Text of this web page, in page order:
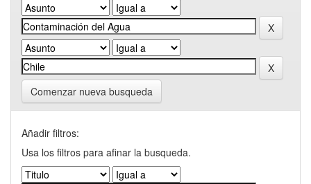
Comenzar nueva busqueda
Añadir filtros:
Usa los filtros para afinar la busqueda.